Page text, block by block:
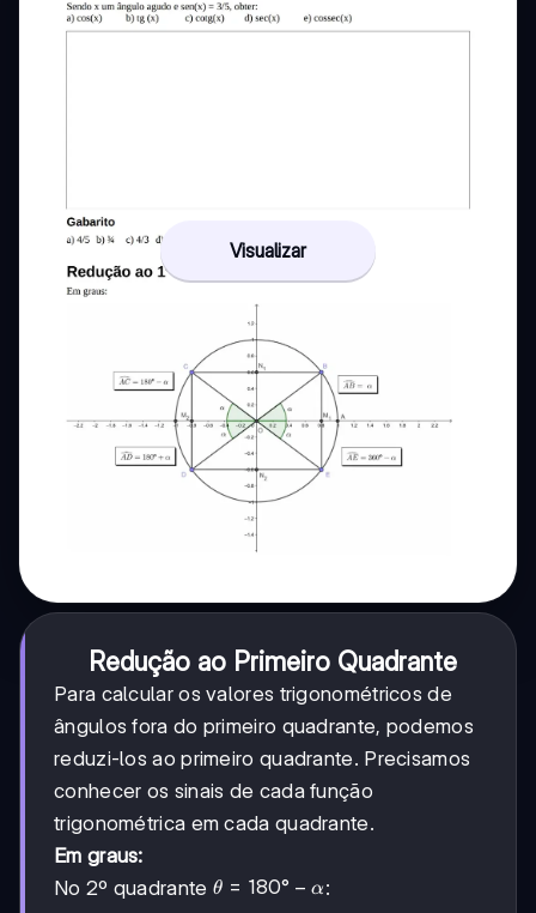
Visualizar
Redução ao Primeiro Quadrante
Para calcular os valores trigonométricos de
ângulos fora do primeiro quadrante, podemos
reduzi-los ao primeiro quadrante. Precisamos
conhecer os sinais de cada função
trigonométrica em cada quadrante.
Em graus:
No 2º quadrante θ =
θ = 180° − α: